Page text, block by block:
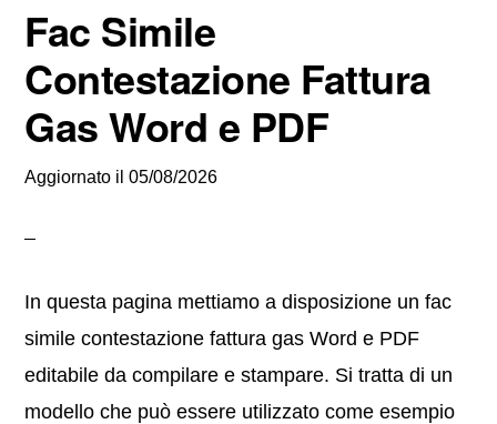
Fac Simile
Contestazione Fattura
Gas Word e PDF
Aggiornato il05/08/2026
In questa pagina mettiamo a disposizione un fac
simile contestazione fattura gas Word e PDF
editabile da compilare e stampare. Si tratta di un
modello che può essere utilizzato come esempio